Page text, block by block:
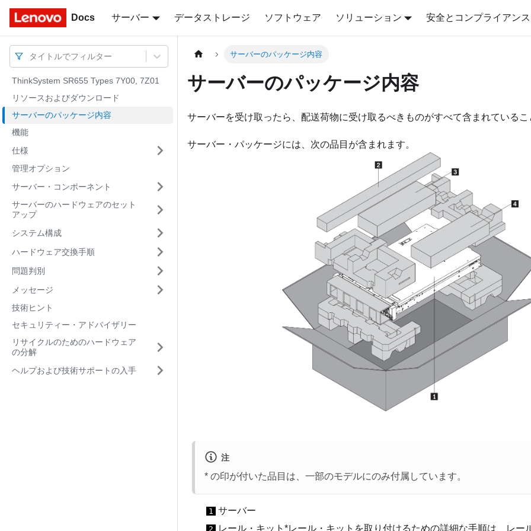
Docs サーバー データストレージ ソフトウェア ソリューション 安全とコンプライアンス
Docs
タイトルでフィルター
ThinkSystem SR655 Types 7Y00, 7Z01
リソースおよびダウンロード
サーバーのパッケージ内容
機能
仕様
管理オプション
サーバー・コンポーネント
サーバーのハードウェアのセット
アップ
システム構成
ハードウェア交換手順
問題判別
メッセージ
技術ヒント
セキュリティー・アドバイザリー
リサイクルのためのハードウェア
の分解
ヘルプおよび技術サポートの入手
サーバーのパッケージ内容
サーバーのパッケージ内容
サーバーを受け取ったら、配送荷物に受け取るべきものがすべて含まれているこ
サーバー・パッケージには、次の品目が含まれます。
注
* の印が付いた品目は、一部のモデルにのみ付属しています。
1 サーバー
2 レール・キット*レール・キットを取り付けるための詳細な手順は、レー